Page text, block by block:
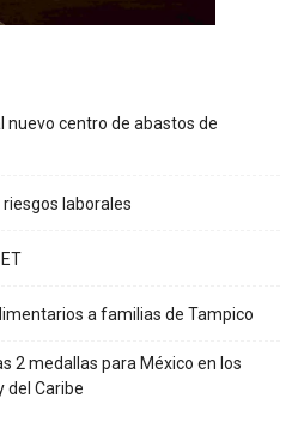
nuevo centro de abastos de
laborales
a familias de Tampico
2 medallas para México en los
del Caribe